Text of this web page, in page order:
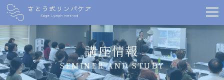
講座情報
SEMINER AND STUDY